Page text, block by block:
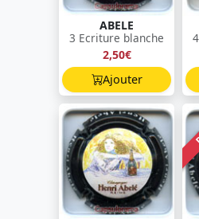
ABELE
3 Ecriture blanche
2,50€
Ajouter